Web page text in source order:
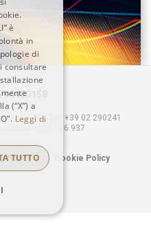
n. 20 - Tel. +39 02 290241
€100.166.937
Policy Cookie Policy
è
in
di
consultare
(“X”) a
Leggi di
TUTTO